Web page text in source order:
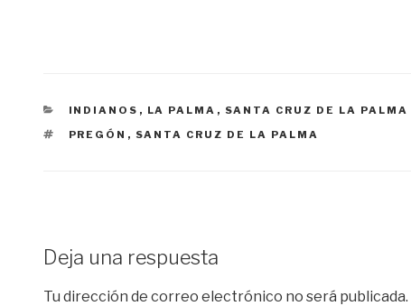
CATEGORÍAS
INDIANOS , LA PALMA , SANTA CRUZ DE LA PALMA
ETIQUETAS
PREGÓN , SANTA CRUZ DE LA PALMA
Deja una respuesta
Tu dirección de correo electrónico no será publicada.